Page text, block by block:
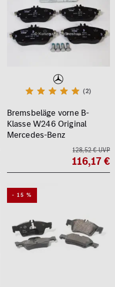
(2)
Bremsbeläge vorne B-
Klasse W246 Original
Mercedes-Benz
128,52 € UVP
116,17 €
- 15 %